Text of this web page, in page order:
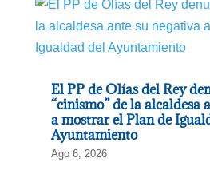
El PP de Olías del Rey
“cinismo” de la alcaldesa
a mostrar el Plan de
Ayuntamiento
Ago 6, 2026